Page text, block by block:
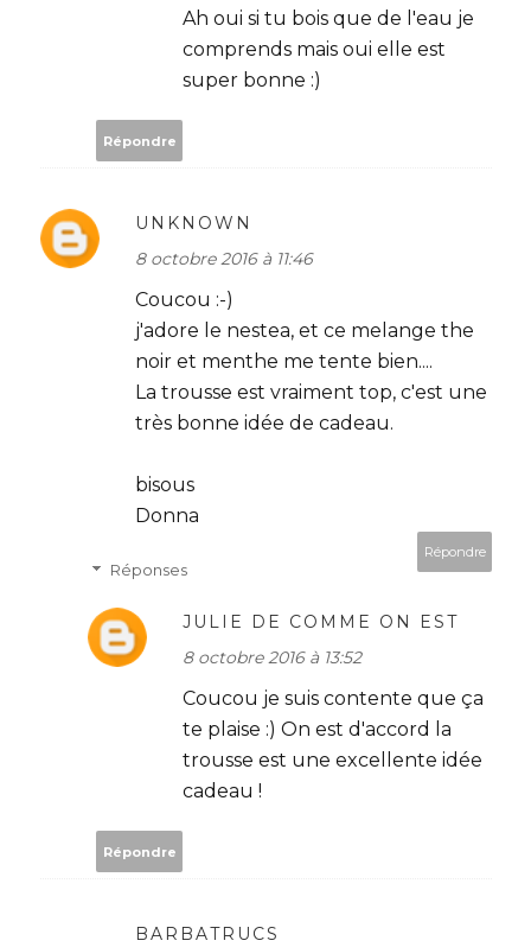
Ah oui si tu bois que de l'eau je
comprends mais oui elle est
super bonne :)
Répondre
UNKNOWN
8 octobre 2016 à 11:46
Coucou :-)
j'adore le nestea, et ce melange the
noir et menthe me tente bien....
La trousse est vraiment top, c'est une
très bonne idée de cadeau.
bisous
Donna
Répondre
Réponses
JULIE DE COMME ON EST
8 octobre 2016 à 13:52
Coucou je suis contente que ça
te plaise :) On est d'accord la
trousse est une excellente idée
cadeau !
Répondre
BARBATRUCS